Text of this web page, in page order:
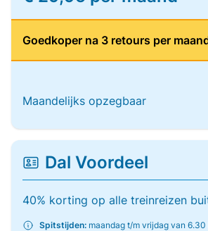
Goedkoper na 3 retours per
Maandelijks opzegbaar
Dal Voordeel
40% korting op alle treinreizen
Spitstijden: maandag t/m vrijdag van